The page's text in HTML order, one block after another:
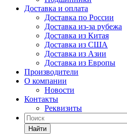
Доставка и оплата
Доставка по России
Доставка из-за рубежа
Доставка из Китая
Доставка из США
Доставка из Азии
Доставка из Европы
Производители
О компании
Новости
Контакты
Реквизиты
Найти